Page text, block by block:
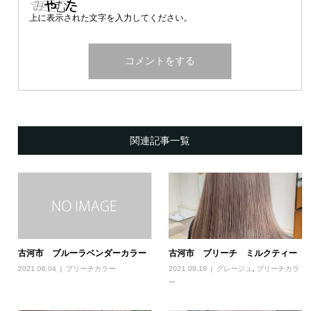
上に表示された文字を入力してください。
関連記事一覧
古河市 ブルーラベンダーカラー
2021.06.04 ブリーチカラー
古河市 ブリーチ ミルクティー
2021.09.18 グレージュ, ブリーチカラ
ー